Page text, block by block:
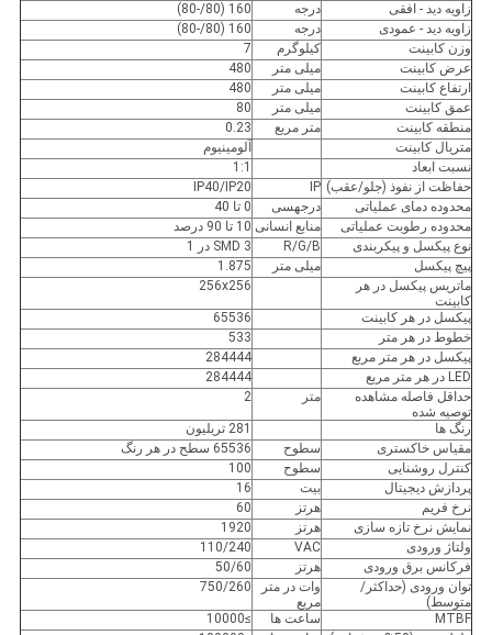
زاویه دید - افقی
درجه
160 (80/-80)
زاویه دید - عمودی
درجه
160 (80/-80)
وزن کابینت
کیلوگرم
7
عرض کابینت
میلی متر
480
ارتفاع کابینت
میلی متر
480
عمق کابینت
میلی متر
80
منطقه کابینت
متر مربع
0.23
متریال کابینت
آلومینیوم
نسبت ابعاد
1:1
حفاظت از نفوذ (جلو/عقب) IP
IP40/IP20
محدوده دمای عملیاتی
درجهسی
0 تا 40
محدوده رطوبت عملیاتی
منابع انسانی 10 تا 90 درصد
نوع پیکسل و پیکربندی
R/G/B
SMD 3 در 1
پیچ پیکسل
میلی متر
1.875
ماتریس پیکسل در هر
کابینت
256x256
پیکسل در هر کابینت
65536
خطوط در هر متر
533
پیکسل در هر متر مربع
284444
LED در هر متر مربع
284444
حداقل فاصله مشاهده
توصیه شده
متر 2
رنگ ها
281 تریلیون
مقیاس خاکستری
سطوح
65536 سطح در هر رنگ
کنترل روشنایی
سطوح
100
پردازش دیجیتال
بیت
16
نرخ فریم
هرتز
60
نمایش نرخ تازه سازی
هرتز
1920
ولتاژ ورودی
VAC
110/240
فرکانس برق ورودی
هرتز
50/60
توان ورودی (حداکثر/
متوسط)
وات در متر
مربع
750/260
MTBF ساعت ها
≥10000